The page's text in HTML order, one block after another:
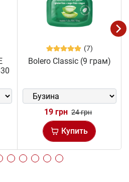
(7)
Bolero Classic (9 грам)
19 грн 24 грн
Купить